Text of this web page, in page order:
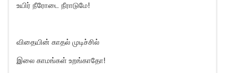
உயிர் நீரோடை நீராடுமே!
விதையின் காதல் முடிச்சில்
இலை காமங்கள் உறங்காதோ!